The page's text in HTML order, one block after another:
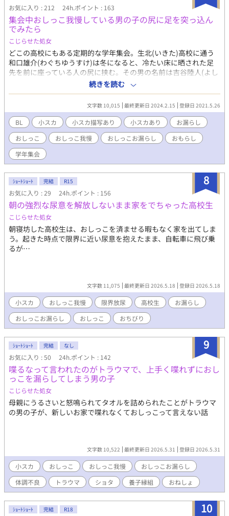
お気に入り : 212 24h.ポイント : 163
集会中おしっこ我慢している男の子の尻に足を突っ込ん
でみたら
こじらせた処女
どこの高校にもある定期的な学年集会。生北(いきた)高校に通う
和口雄介(わぐちゆうすけ)は冬になると、冷たい床に晒された足
先を前に座っている人の尻に挟む。その男の名前は吉谷陸人(よし
やりくと)。大人しくあまり喋らない陸人と高校生にして茶髪にピ
アスをキメている雄介、教室では交わることがない。それでもこ
の集会の時間だけ、二人は尻と足で繋がるのだ。 ある日、普段は
嫌がりながらも許してくれる陸人から拒否の意志を見せられる。
ついに怒りに耐えられなくなったのか、そう思い恐る恐る聞く
と、トイレを我慢している、という返答で…
続きを読む
文字数 10,015 最終更新日 2024.2.15 登録日 2021.5.26
BL 小スカ 小スカ描写あり 小スカあり
お漏らし
おしっこ
おしっこ我慢 おしっこお漏らし
おもらし
学年集会
8
ｼｮｰﾄｼｮｰﾄ 完結 R15
お気に入り : 29 24h.ポイント : 156
朝の強烈な尿意を解放しないまま家をでちゃった高校生
こじらせた処女
朝寝坊した高校生は、おしっこを済ませる暇もなく家を出てしま
う。起きた時点で限界に近い尿意を抱えたまま、自転車に飛び乗
るが…
文字数 11,075 最終更新日 2026.5.18 登録日 2026.5.18
小スカ おしっこ我慢 限界放尿 高校生
お漏らし
おしっこお漏らし
おしっこ おちびり
9
ｼｮｰﾄｼｮｰﾄ 完結 なし
お気に入り : 50 24h.ポイント : 142
喋るなって言われたのがトラウマで、上手く喋れずにおし
っこを漏らしてしまう男の子
こじらせた処女
母親にうるさいと怒鳴られてタオルを詰められたことがトラウマ
の男の子が、新しいお家で喋れなくておしっこって言えない話
文字数 10,522 最終更新日 2026.5.31 登録日 2026.5.31
小スカ おしっこ おしっこ我慢
おしっこお漏らし
体調不良
トラウマ ショタ 養子縁組 おねしょ
10
ｼｮｰﾄｼｮｰﾄ 完結 R18